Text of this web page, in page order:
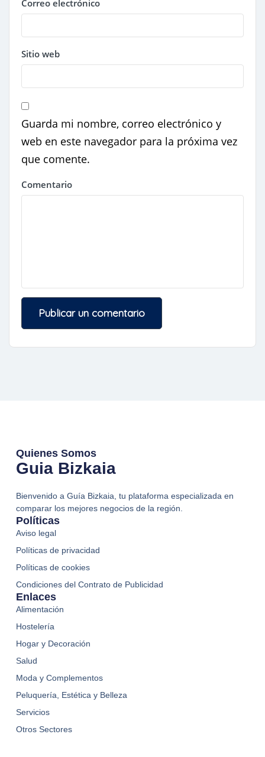
Correo electrónico
Sitio web
Guarda mi nombre, correo electrónico y
web en este navegador para la próxima vez
que comente.
Comentario
Quienes Somos
Guia Bizkaia
Bienvenido a Guía Bizkaia, tu plataforma especializada en
comparar los mejores negocios de la región.
Enlaces
Alimentación
Hostelería
Hogar y Decoración
Salud
Moda y Complementos
Peluquería, Estética y Belleza
Servicios
Otros Sectores
Políticas
Aviso legal
Políticas de privacidad
Políticas de cookies
Condiciones del Contrato de Publicidad